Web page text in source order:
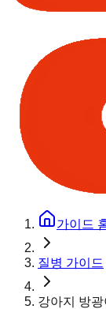
가이드
질병 가이드
강아지 방